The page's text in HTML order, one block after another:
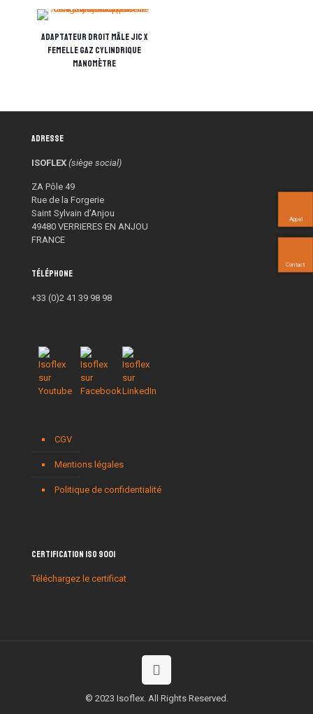
Adaptateur droit mâle JIC x
femelle Gaz cylindrique
manomètre
Adresse
ISOFLEX (siège social)
ZA Pôle 49
Rue de la Forgerie
Saint Sylvain d’Anjou
49480 VERRIERES EN ANJOU
FRANCE
Téléphone
+33 (0)2 41 39 98 98
CGV
Mentions légales
Politique de confidentialité
Certification ISO 9001
Téléchargez le certificat
© 2023 Isoflex. All Rights Reserved.
Appel
Contact